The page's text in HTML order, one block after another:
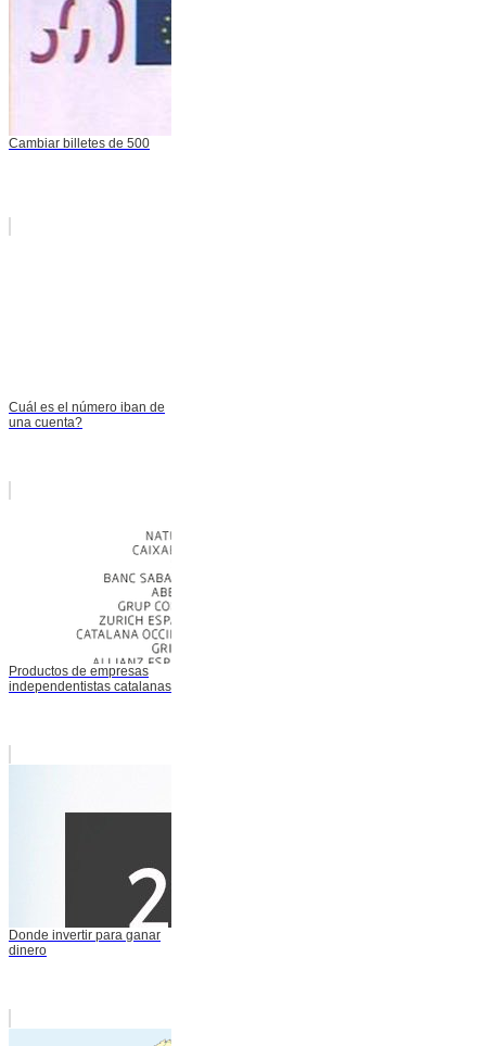
Cambiar billetes de 500
Cuál es el número iban de
una cuenta?
Productos de empresas
independentistas catalanas
Donde invertir para ganar
dinero